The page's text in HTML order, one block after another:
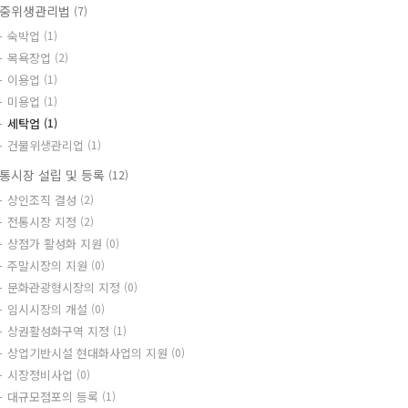
위생관리법 (7)
숙박업 (1)
목욕장업 (2)
이용업 (1)
미용업 (1)
세탁업 (1)
건물위생관리업 (1)
시장 설립 및 등록 (12)
상인조직 결성 (2)
전통시장 지정 (2)
상점가 활성화 지원 (0)
주말시장의 지원 (0)
문화관광형시장의 지정 (0)
임시시장의 개설 (0)
상권활성화구역 지정 (1)
상업기반시설 현대화사업의 지원 (0)
시장정비사업 (0)
대규모점포의 등록 (1)